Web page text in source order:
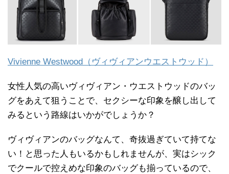
Vivienne Westwood（ヴィヴィアンウエストウッド）
女性人気の高いヴィヴィアン・ウエストウッドのバッ
グをあえて狙うことで、セクシーな印象を醸し出して
みるという路線はいかがでしょうか？
ヴィヴィアンのバッグなんて、奇抜過ぎていて持てな
い！と思った人もいるかもしれませんが、実はシック
でクールで控えめな印象のバッグも揃っているので、